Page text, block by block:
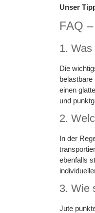
Unser
FAQ
1.
Die
einen
und
2.
In der
ebenfalls
3. Wie
Jute